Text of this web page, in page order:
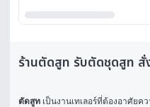
ร้านตัดสูท รับตัดชุดสูท
ตัดสูท เป็นงานเทเลอร์ที่ต้องอาศัยค